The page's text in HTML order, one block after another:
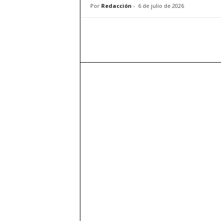
Por Redacción - 6 de julio de 2026